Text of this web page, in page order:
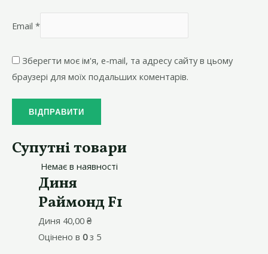
Email *
Зберегти моє ім'я, e-mail, та адресу сайту в цьому
браузері для моїх подальших коментарів.
Супутні товари
Немає в наявності
Диня
Раймонд F1
Диня 40,00 ₴
Оцінено в 0з 5